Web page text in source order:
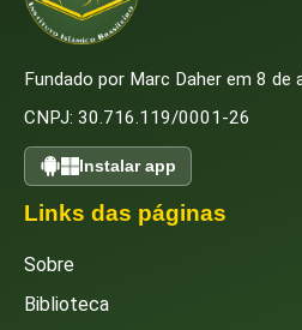
Fundado por Marc Daher em 8 de
CNPJ: 30.716.119/0001-26
Instalar app
Links das páginas
Sobre
Biblioteca